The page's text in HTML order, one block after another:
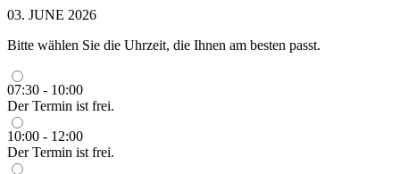
03. JUNE 2026
Bitte wählen Sie die Uhrzeit, die Ihnen am besten passt.
07:30 - 10:00
Der Termin ist frei.
10:00 - 12:00
Der Termin ist frei.